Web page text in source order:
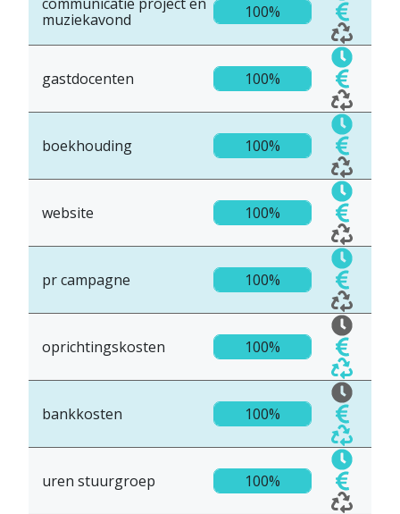
muziekavond
100%
gastdocenten 100%
boekhouding 100%
website 100%
pr campagne 100%
oprichtingskosten 100%
bankkosten 100%
uren stuurgroep 100%